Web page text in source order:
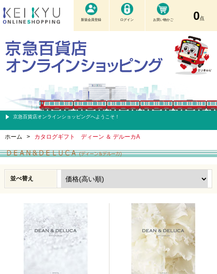
新規会員登録 ログイン お買い物かご 0点
京急百貨店オンラインショッピングへようこそ！
ホーム > カタログギフト ディーン ＆ デルーカA
並べ替え